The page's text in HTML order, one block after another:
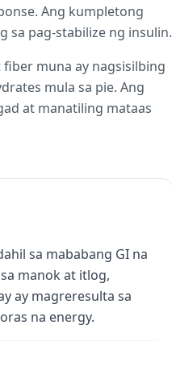
Ang kumpletong
sa pag-stabilize ng insulin.
muna ay nagsisilbing
mula sa pie. Ang
at manatiling mataas
sa mababang GI na
manok at itlog,
ay magreresulta sa
na energy.